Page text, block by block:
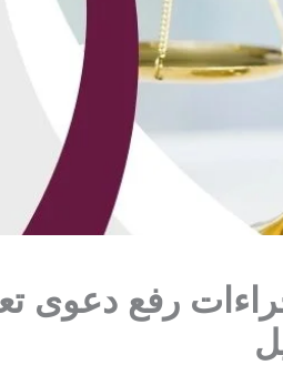
رفع دعوى